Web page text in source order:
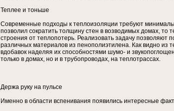
Теплее и тоньше
Современные подходы к теплоизоляции требуют
позволил сократить толщину стен в возводимых домах,
строения от теплопотерь. Реализовать задачу
различных материалов из пенополиэтилена. Как видно из
вдобавок наделяя их способностями шумо- и
только в домах, но и в трубопроводах, на теплотрассах.
Держа руку на пульсе
Именно в области вспенивания появились интересные